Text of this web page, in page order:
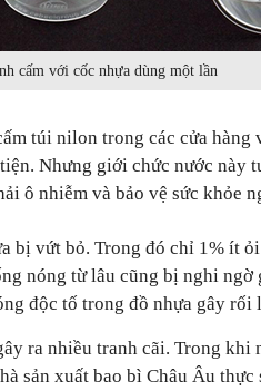
cấm với cốc nhựa dùng một lần
túi nilon trong các cửa hàng
Nhưng giới chức nước này
ô nhiễm và bảo vệ sức khỏe
bị vứt bỏ. Trong đó chỉ 1% ít
nóng từ lâu cũng bị nghi ngờ
độc tố trong đồ nhựa gây rối
ra nhiều tranh cãi. Trong khi
sản xuất bao bì Châu Âu